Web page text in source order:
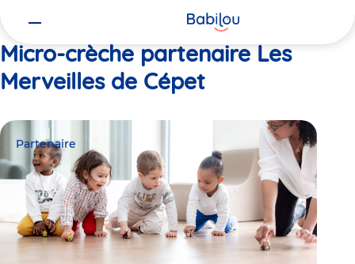
Micro-crèche partenaire Les
Merveilles de Cépet
Partenaire